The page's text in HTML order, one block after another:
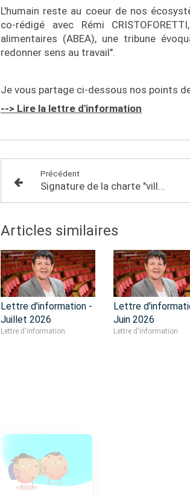
L'humain reste au coeur de nos
co-rédigé avec Rémi
alimentaires (ABEA), une tribune
redonner sens au travail".
Je vous partage ci-dessous nos points
--> Lire la lettre d'information
Précédent
Signature de la charte "ville ambassadrice du don d'organes" à Bignan
Articles similaires
Lettre d'information -
Juillet 2026
Lettre d'information
Lettre
Juin 2026
Lettre d'information